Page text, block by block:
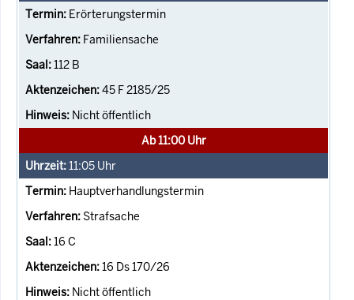
Erörterungstermin
Familiensache
112 B
45 F 2185/25
Nicht öffentlich
Ab 11:00 Uhr
11:05 Uhr
Hauptverhandlungstermin
Strafsache
16 C
16 Ds 170/26
Nicht öffentlich